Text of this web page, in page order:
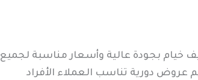
خيام بجودة عالية وأسعار مناسبة لجميع
عروض دورية تناسب العملاء الأفراد